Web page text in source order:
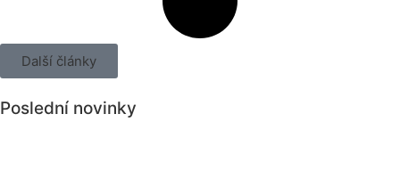
Další články
Poslední novinky